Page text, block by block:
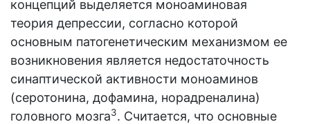
концепций выделяется моноаминовая
теория депрессии, согласно которой
основным патогенетическим механизмом ее
возникновения является недостаточность
синаптической активности моноаминов
(серотонина, дофамина, норадреналина)
головного мозга3. Считается, что основные